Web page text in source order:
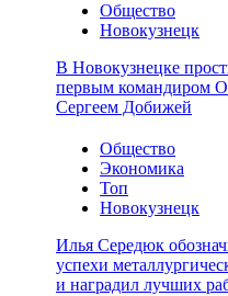
Общество
Новокузнецк
В Новокузнецке
первым командиром
Сергеем Добижей
Общество
Экономика
Топ
Новокузнецк
Илья Середюк
успехи
и наградил лучших